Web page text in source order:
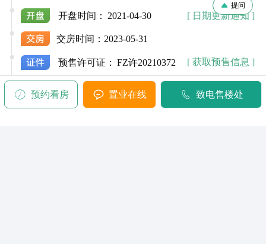
开盘时间： 2021-04-30 [ 日期更新通知 ]
交房时间： 2023-05-31
预售许可证： FZ许20210372 [ 获取预售信息 ]
预约看房 置业在线 致电售楼处
提问